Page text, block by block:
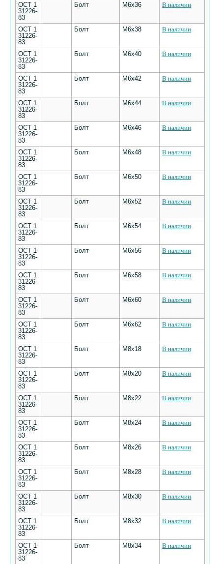
ОСТ 1
31226-
83
Болт M6х36 В наличии
ОСТ 1
31226-
83
Болт M6х38 В наличии
ОСТ 1
31226-
83
Болт M6х40 В наличии
ОСТ 1
31226-
83
Болт M6х42 В наличии
ОСТ 1
31226-
83
Болт M6х44 В наличии
ОСТ 1
31226-
83
Болт M6х46 В наличии
ОСТ 1
31226-
83
Болт M6х48 В наличии
ОСТ 1
31226-
83
Болт M6х50 В наличии
ОСТ 1
31226-
83
Болт M6х52 В наличии
ОСТ 1
31226-
83
Болт M6х54 В наличии
ОСТ 1
31226-
83
Болт M6х56 В наличии
ОСТ 1
31226-
83
Болт M6х58 В наличии
ОСТ 1
31226-
83
Болт M6х60 В наличии
ОСТ 1
31226-
83
Болт M6х62 В наличии
ОСТ 1
31226-
83
Болт M8х18 В наличии
ОСТ 1
31226-
83
Болт M8х20 В наличии
ОСТ 1
31226-
83
Болт M8х22 В наличии
ОСТ 1
31226-
83
Болт M8х24 В наличии
ОСТ 1
31226-
83
Болт M8х26 В наличии
ОСТ 1
31226-
83
Болт M8х28 В наличии
ОСТ 1
31226-
83
Болт M8х30 В наличии
ОСТ 1
31226-
83
Болт M8х32 В наличии
ОСТ 1
31226-
83
Болт M8х34 В наличии